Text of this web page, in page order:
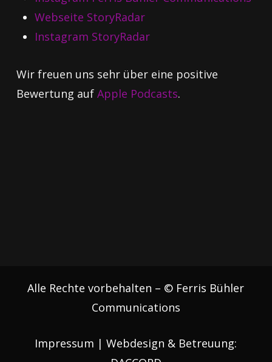
Webseite StoryRadar
Instagram StoryRadar
Wir freuen uns sehr über eine positive
Bewertung auf Apple Podcasts.
Alle Rechte vorbehalten – © Ferris Bühler
Communications
Impressum | Webdesign & Betreuung: